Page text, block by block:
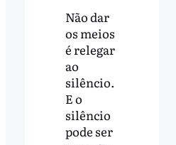
Não dar
os meios
é relegar
ao
silêncio.
E o
silêncio
pode ser